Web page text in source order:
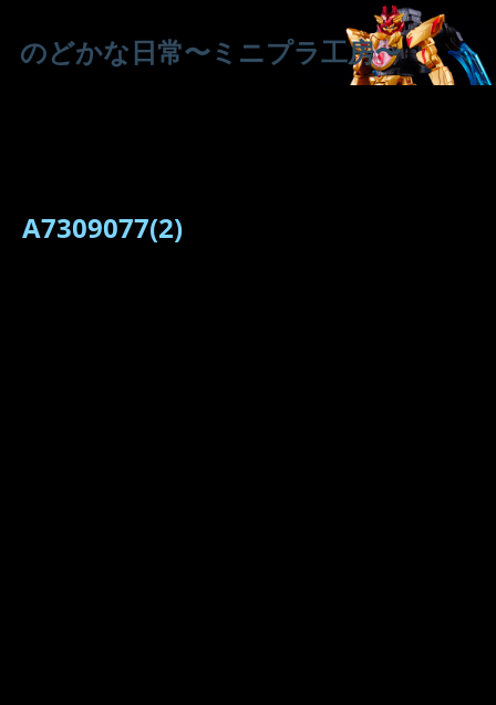
のどかな日常〜ミニプラ工房〜
A7309077(2)